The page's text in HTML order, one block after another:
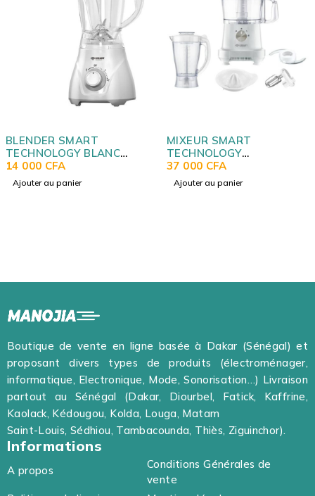
BLENDER SMART
TECHNOLOGY BLANC
STPE1020W
14 000 CFA
Ajouter au panier
MIXEUR SMART
TECHNOLOGY
MULTIFONCTION STPE-
360
37 000 CFA
Ajouter au panier
Boutique de vente en ligne basée à Dakar (Sénégal) et
proposant divers types de produits (électroménager,
informatique, Electronique, Mode, Sonorisation…) Livraison
partout au Sénégal (Dakar, Diourbel, Fatick, Kaffrine,
Kaolack, Kédougou, Kolda, Louga, Matam
Saint-Louis, Sédhiou, Tambacounda, Thiès, Ziguinchor).
Informations
A propos
Conditions Générales de
vente